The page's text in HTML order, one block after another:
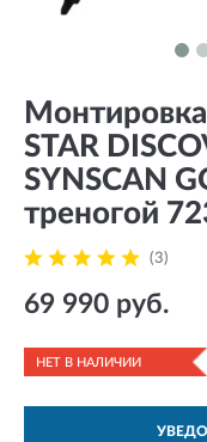
STAR
SYNSCAN
треногой
(3)
69 990 руб.
НЕТ В НАЛИЧИИ